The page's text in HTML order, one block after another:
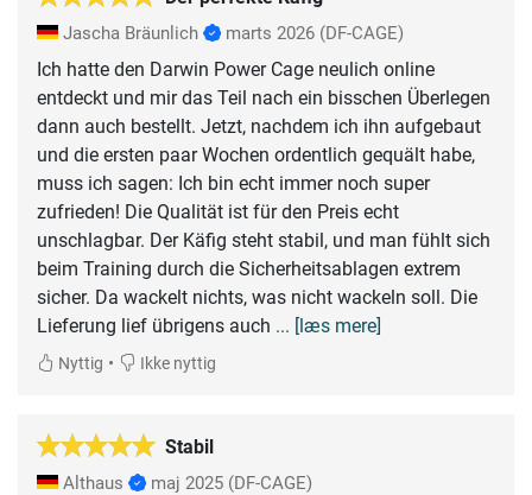
Jascha Bräunlich marts 2026 (DF-CAGE)
Ich hatte den Darwin Power Cage neulich online
entdeckt und mir das Teil nach ein bisschen Überlegen
dann auch bestellt. Jetzt, nachdem ich ihn aufgebaut
und die ersten paar Wochen ordentlich gequält habe,
muss ich sagen: Ich bin echt immer noch super
zufrieden! Die Qualität ist für den Preis echt
unschlagbar. Der Käfig steht stabil, und man fühlt sich
beim Training durch die Sicherheitsablagen extrem
sicher. Da wackelt nichts, was nicht wackeln soll. Die
Lieferung lief übrigens auch ... [læs mere]
Nyttig • Ikke nyttig
Stabil
Althaus maj 2025 (DF-CAGE)